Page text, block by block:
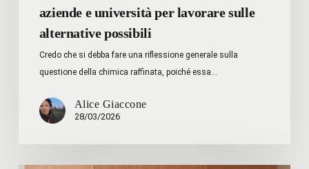
aziende e università per lavorare sulle
alternative possibili
Credo che si debba fare una riflessione generale sulla
questione della chimica raffinata, poiché essa…
Alice Giaccone
28/03/2026